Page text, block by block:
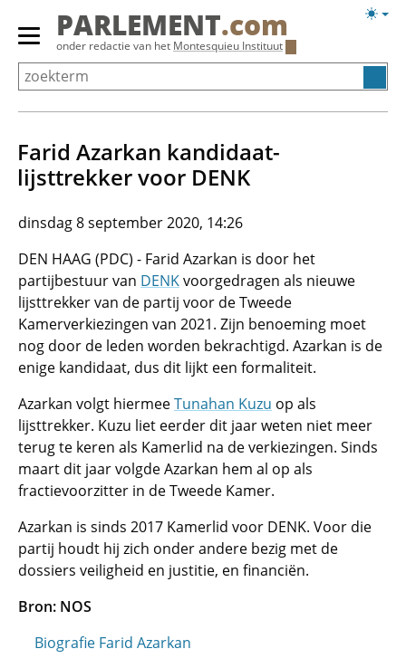
Overslaan
Primair
menu
tonen/verbergen
PARLEMENT.com
onder redactie van het Montesquieu Instituut
Farid Azarkan kandidaat-
lijsttrekker voor DENK
dinsdag 8 september 2020, 14:26
DEN HAAG (PDC) - Farid Azarkan is door het
partijbestuur van DENKvoorgedragen als nieuwe
lijsttrekker van de partij voor de Tweede
Kamerverkiezingen van 2021. Zijn benoeming moet
nog door de leden worden bekrachtigd. Azarkan is de
enige kandidaat, dus dit lijkt een formaliteit.
Azarkan volgt hiermeeTunahan Kuzu op als
lijsttrekker. Kuzu liet eerder dit jaar weten niet meer
terug te keren als Kamerlid na de verkiezingen. Sinds
maart dit jaar volgde Azarkan hem al op als
fractievoorzitter in de Tweede Kamer.
Azarkan is sinds 2017 Kamerlid voor DENK. Voor die
partij houdt hij zich onder andere bezig met de
dossiers veiligheid en justitie, en financiën.
Bron: NOS
Biografie Farid Azarkan